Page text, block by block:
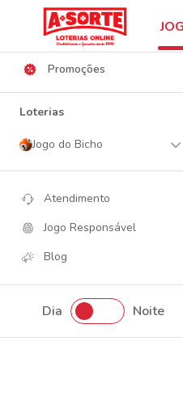
Promoções
Loterias
Jogo do Bicho
Atendimento
Jogo Responsável
Blog
Dia Noite